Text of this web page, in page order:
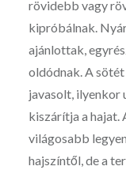
rövidebb vagy
kipróbálnak.
ajánlottak,
oldódnak. A
javasolt, ilyenkor
kiszárítja a hajat.
világosabb
hajszíntől, de a